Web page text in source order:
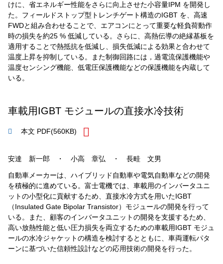
けに、省エネルギー性能をさらに向上させた小容量IPM を開発し
た。フィールドストップ型トレンチゲート構造のIGBT を、高速
FWDと組み合わせることで、エアコンにとって重要な軽負荷動作
時の損失を約25 % 低減している。さらに、高熱伝導の絶縁基板を
適用することで熱抵抗を低減し、損失低減による効果と合わせて
温度上昇を抑制している。また制御回路には，過電流保護機能や
温度センシング機能、低電圧保護機能などの保護機能を内蔵して
いる。
車載用IGBT モジュールの直接水冷技術
本文 PDF(560KB)
安達 新一郎 ・ 小高 章弘 ・ 長畦 文男
自動車メーカーは、ハイブリッド自動車や電気自動車などの開発
を積極的に進めている。富士電機では、車載用のインバータユニ
ットの小型化に貢献するため、直接水冷方式を用いたIGBT
（Insulated Gate Bipolar Transistor）モジュールの開発を行って
いる。また、顧客のインバータユニットの開発を支援するため、
高い放熱性能と低い圧力損失を両立するための車載用IGBT モジュ
ールの水冷ジャケットの構造を検討するとともに、車両運転パタ
ーンに基づいた信頼性設計などの応用技術の開発を行った。